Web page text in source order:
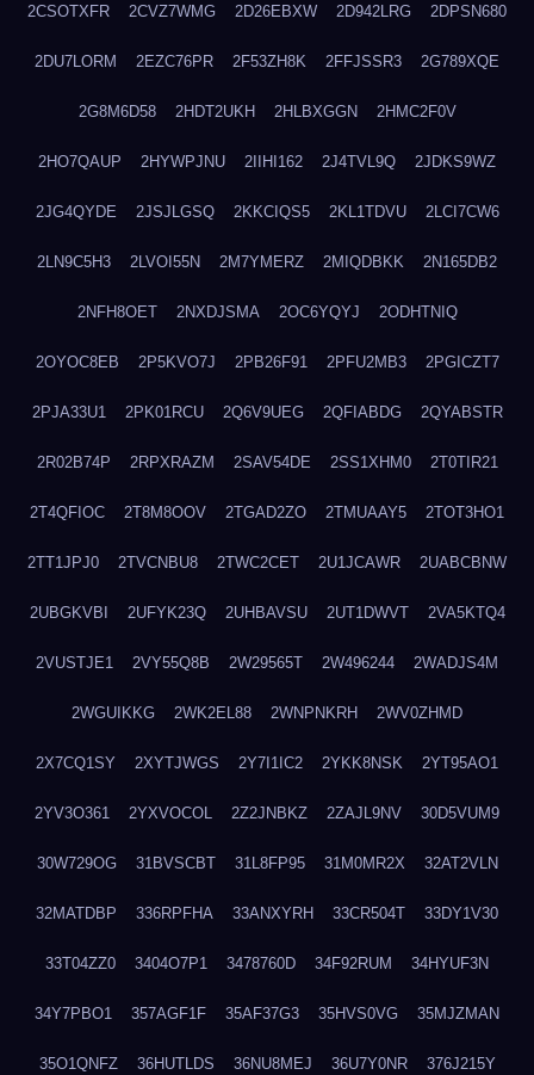
2CSOTXFR 2CVZ7WMG 2D26EBXW 2D942LRG 2DPSN680
2DU7LORM 2EZC76PR 2F53ZH8K 2FFJSSR3 2G789XQE
2G8M6D58 2HDT2UKH 2HLBXGGN 2HMC2F0V
2HO7QAUP 2HYWPJNU 2IIHI162 2J4TVL9Q 2JDKS9WZ
2JG4QYDE 2JSJLGSQ 2KKCIQS5 2KL1TDVU 2LCI7CW6
2LN9C5H3 2LVOI55N 2M7YMERZ 2MIQDBKK 2N165DB2
2NFH8OET 2NXDJSMA 2OC6YQYJ 2ODHTNIQ
2OYOC8EB 2P5KVO7J 2PB26F91 2PFU2MB3 2PGICZT7
2PJA33U1 2PK01RCU 2Q6V9UEG 2QFIABDG 2QYABSTR
2R02B74P 2RPXRAZM 2SAV54DE 2SS1XHM0 2T0TIR21
2T4QFIOC 2T8M8OOV 2TGAD2ZO 2TMUAAY5 2TOT3HO1
2TT1JPJ0 2TVCNBU8 2TWC2CET 2U1JCAWR 2UABCBNW
2UBGKVBI 2UFYK23Q 2UHBAVSU 2UT1DWVT 2VA5KTQ4
2VUSTJE1 2VY55Q8B 2W29565T 2W496244 2WADJS4M
2WGUIKKG 2WK2EL88 2WNPNKRH 2WV0ZHMD
2X7CQ1SY 2XYTJWGS 2Y7I1IC2 2YKK8NSK 2YT95AO1
2YV3O361 2YXVOCOL 2Z2JNBKZ 2ZAJL9NV 30D5VUM9
30W729OG 31BVSCBT 31L8FP95 31M0MR2X 32AT2VLN
32MATDBP 336RPFHA 33ANXYRH 33CR504T 33DY1V30
33T04ZZ0 3404O7P1 3478760D 34F92RUM 34HYUF3N
34Y7PBO1 357AGF1F 35AF37G3 35HVS0VG 35MJZMAN
35O1QNFZ 36HUTLDS 36NU8MEJ 36U7Y0NR 376J215Y